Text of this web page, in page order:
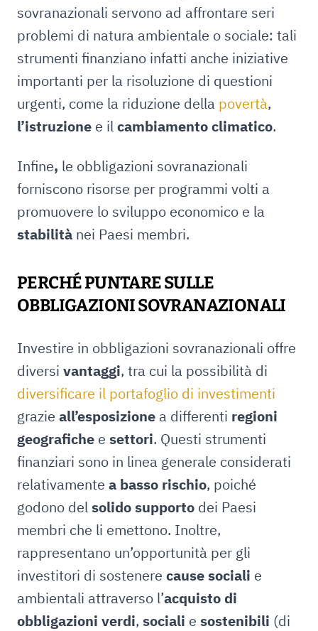
sovranazionali servono ad affrontare seri
problemi di natura ambientale o sociale: tali
strumenti finanziano infatti anche iniziative
importanti per la risoluzione di questioni
urgenti, come la riduzione della povertà,
l’istruzione e ilcambiamento climatico.
Infine, le obbligazioni sovranazionali
forniscono risorse per programmi volti a
promuovere lo sviluppo economico e la
stabilità nei Paesi membri.
PERCHÉ PUNTARE SULLE
OBBLIGAZIONI SOVRANAZIONALI
Investire in obbligazioni sovranazionali offre
diversi vantaggi, tra cui la possibilità di
diversificare il portafoglio di investimenti
grazie all’esposizione a differenti regioni
geografiche e settori. Questi strumenti
finanziari sono in linea generale considerati
relativamente a basso rischio, poiché
godono delsolido supporto dei Paesi
membri che li emettono. Inoltre,
rappresentano un’opportunità per gli
investitori di sostenere cause sociali e
ambientali attraverso l’acquisto di
obbligazioni verdi, sociali e sostenibili (di